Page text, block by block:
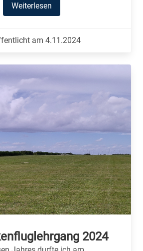
Weiterlesen
am 4.11.2024
2024